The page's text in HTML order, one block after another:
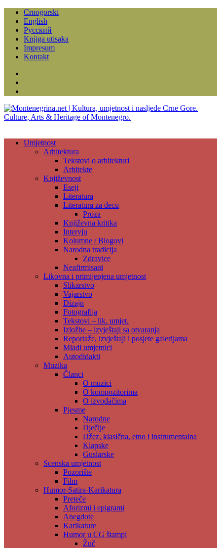
Crnogorski
English
Русский
Knjiga utisaka
Impresum
Kontakt
Umjetnost
Arhitektura
Tekstovi o arhitekturi
Arhitekte
Književnost
Eseji
Literatura
Literatura za đecu
Proza
Književna kritika
Intervju
Kolumne / Blogovi
Narodna tradicija
Zdravice
Neafirmisani
Likovna i primijenjena umjetnost
Slikarstvo
Vajarstvo
Dizajn
Fotografija
Tekstovi – lik. umjet.
Izložbe – izvještaji sa otvaranja
Reportaže, izvještaji i posjete galerijama
Mladi umjetnici
Autodidakti
Muzika
Članci
O muzici
O kompozitorima
O izvođačima
Pjesme
Narodne
Dječije
Džez, klasična, etno i instrumentalna
Klapske
Guslarske
Scenska umjetnost
Pozorište
Film
Humor-Satira-Karikatura
Preteče
Aforizmi i epigrami
Anegdote
Karikature
Humor u CG štampi
Žuč